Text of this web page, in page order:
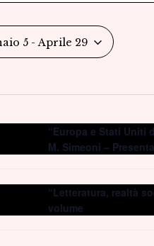
5 - Aprile 29
“Europa e Stati Uniti
M. Simeoni –
“Letteratura, realtà
volume